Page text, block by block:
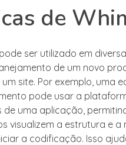
de
ser utilizado em
de um novo
site. Por exemplo, uma
pode usar a
de uma aplicação,
visualizem a estrutura e a
a codificação. Isso